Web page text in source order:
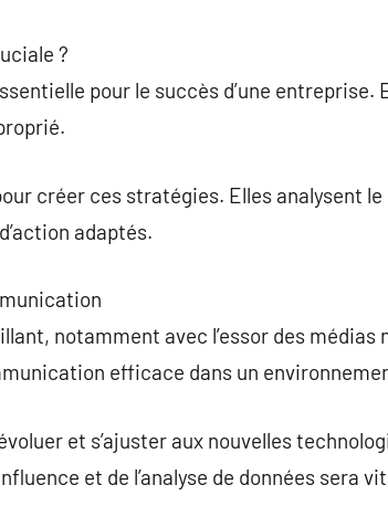
?
pour le succès d’une entreprise.
créer ces stratégies. Elles analysent
adaptés.
notamment avec l’essor des médias
efficace dans un
et s’ajuster aux nouvelles
et de l’analyse de données sera